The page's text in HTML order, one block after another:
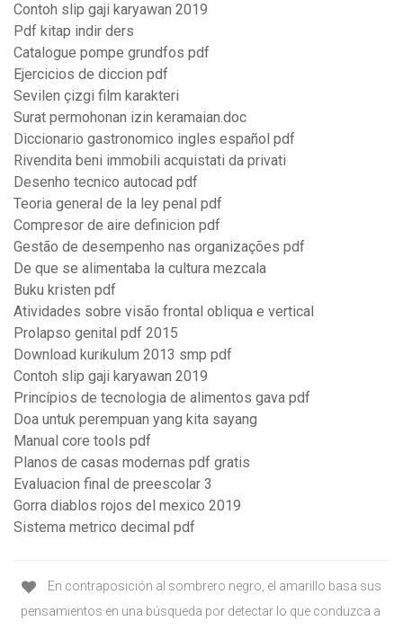
Contoh slip gaji karyawan 2019
Pdf kitap indir ders
Catalogue pompe grundfos pdf
Ejercicios de diccion pdf
Sevilen çizgi film karakteri
Surat permohonan izin keramaian.doc
Diccionario gastronomico ingles español pdf
Rivendita beni immobili acquistati da privati
Desenho tecnico autocad pdf
Teoria general de la ley penal pdf
Compresor de aire definicion pdf
Gestão de desempenho nas organizações pdf
De que se alimentaba la cultura mezcala
Buku kristen pdf
Atividades sobre visão frontal obliqua e vertical
Prolapso genital pdf 2015
Download kurikulum 2013 smp pdf
Contoh slip gaji karyawan 2019
Princípios de tecnologia de alimentos gava pdf
Doa untuk perempuan yang kita sayang
Manual core tools pdf
Planos de casas modernas pdf gratis
Evaluacion final de preescolar 3
Gorra diablos rojos del mexico 2019
Sistema metrico decimal pdf
En contraposición al sombrero negro, el amarillo basa sus
pensamientos en una búsqueda por detectar lo que conduzca a